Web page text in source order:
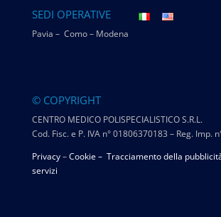
SEDI OPERATIVE
Pavia – Como – Modena
© COPYRIGHT
CENTRO MEDICO POLISPECIALISTICO S.R.L.
Cod. Fisc. e P. IVA n° 01806370183 – Reg. Imp.
Privacy–Cookie – Tracciamento della
servizi